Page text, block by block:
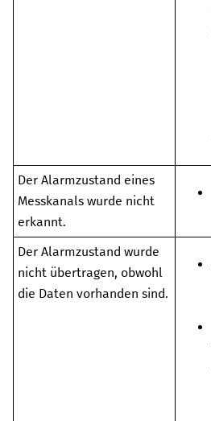
Der Alarmzustand eines
Messkanals wurde nicht
erkannt.
Der Alarmzustand wurde
nicht übertragen, obwohl
die Daten vorhanden sind.